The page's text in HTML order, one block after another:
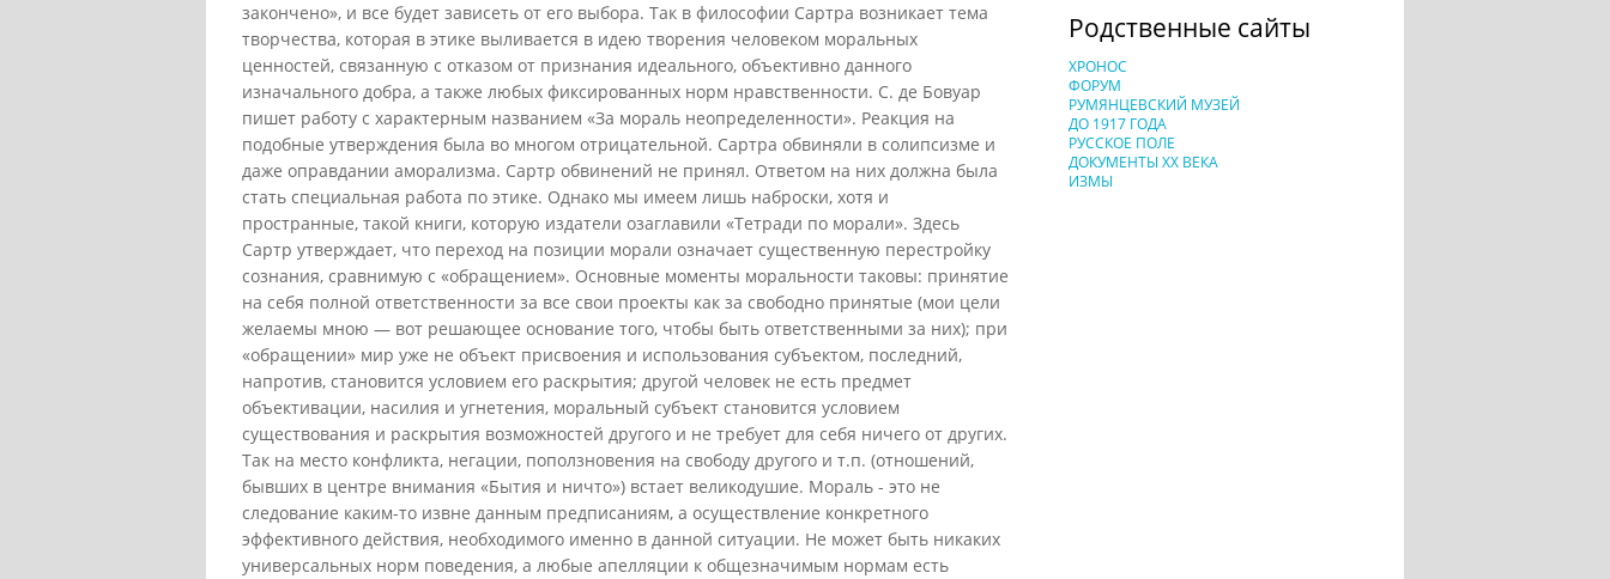
закончено», и все будет зависеть от его выбора. Так в философии Сартра возникает тема
творчества, которая в этике выливается в идею творения человеком моральных
ценностей, связанную с отказом от признания идеального, объективно данного
изначального добра, а также любых фиксированных норм нравственности. С. де Бовуар
пишет работу с характерным названием «За мораль неопределенности». Реакция на
подобные утверждения была во многом отрицательной. Сартра обвиняли в солипсизме и
даже оправдании аморализма. Сартр обвинений не принял. Ответом на них должна была
стать специальная работа по этике. Однако мы имеем лишь наброски, хотя и
пространные, такой книги, которую издатели озаглавили «Тетради по морали». Здесь
Сартр утверждает, что переход на позиции морали означает существенную перестройку
сознания, сравнимую с «обращением». Основные моменты моральности таковы: принятие
на себя полной ответственности за все свои проекты как за свободно принятые (мои цели
желаемы мною — вот решающее основание того, чтобы быть ответственными за них); при
«обращении» мир уже не объект присвоения и использования субъектом, последний,
напротив, становится условием его раскрытия; другой человек не есть предмет
объективации, насилия и угнетения, моральный субъект становится условием
существования и раскрытия возможностей другого и не требует для себя ничего от других.
Так на место конфликта, негации, поползновения на свободу другого и т.п. (отношений,
бывших в центре внимания «Бытия и ничто») встает великодушие. Мораль - это не
следование каким-то извне данным предписаниям, а осуществление конкретного
эффективного действия, необходимого именно в данной ситуации. Не может быть никаких
универсальных норм поведения, а любые апелляции к общезначимым нормам есть
Родственные сайты
ХРОНОС
ФОРУМ
РУМЯНЦЕВСКИЙ МУЗЕЙ
ДО 1917 ГОДА
РУССКОЕ ПОЛЕ
ДОКУМЕНТЫ XX ВЕКА
ИЗМЫ